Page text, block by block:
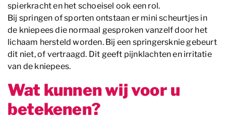
spierkracht en het schoeisel ook een rol.
Bij springen of sporten ontstaan er mini scheurtjes in
de kniepees die normaal gesproken vanzelf door het
lichaam hersteld worden. Bij een springersknie gebeurt
dit niet, of vertraagd. Dit geeft pijnklachten en irritatie
van de kniepees.
Wat kunnen wij voor u
betekenen?